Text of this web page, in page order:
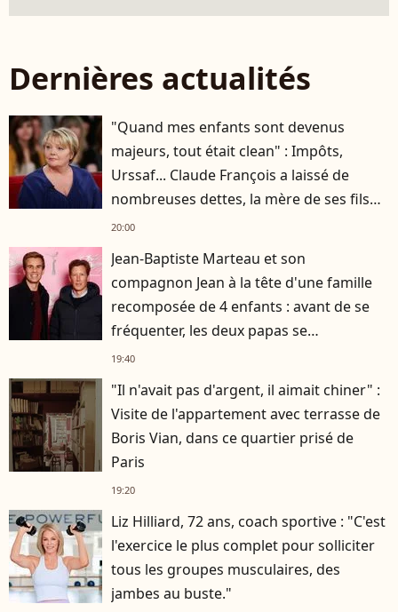
Dernières actualités
"Quand mes enfants sont devenus
majeurs, tout était clean" : Impôts,
Urssaf... Claude François a laissé de
nombreuses dettes, la mère de ses fils
s'est occupée de tout
20:00
Jean-Baptiste Marteau et son
compagnon Jean à la tête d'une famille
recomposée de 4 enfants : avant de se
fréquenter, les deux papas se
connaissaient depuis des années
19:40
"Il n'avait pas d'argent, il aimait chiner" :
Visite de l'appartement avec terrasse de
Boris Vian, dans ce quartier prisé de
Paris
19:20
Liz Hilliard, 72 ans, coach sportive : "C'est
l'exercice le plus complet pour solliciter
tous les groupes musculaires, des
jambes au buste."